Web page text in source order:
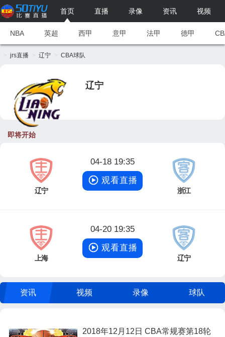
首页 直播 录像 资讯 视频
NBA 英超 西甲 意甲 法甲 德甲
jrs直播 辽宁 CBA球队
辽宁
即将开始
辽宁
04-18 19:35
观看直播
浙江
上海
04-20 19:35
观看直播
辽宁
资讯 视频 录像 球队
2018年12月12日 CBA常规赛第18轮